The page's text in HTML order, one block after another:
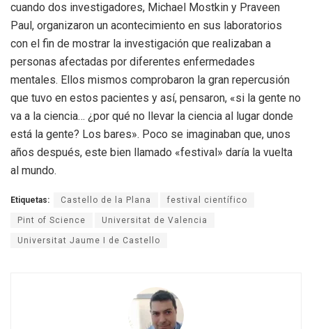
cuando dos investigadores, Michael Mostkin y Praveen
Paul, organizaron un acontecimiento en sus laboratorios
con el fin de mostrar la investigación que realizaban a
personas afectadas por diferentes enfermedades
mentales. Ellos mismos comprobaron la gran repercusión
que tuvo en estos pacientes y así, pensaron, «si la gente no
va a la ciencia… ¿por qué no llevar la ciencia al lugar donde
está la gente? Los bares». Poco se imaginaban que, unos
años después, este bien llamado «festival» daría la vuelta
al mundo.
Etiquetas: Castello de la Plana festival científico
Pint of Science Universitat de Valencia
Universitat Jaume I de Castello